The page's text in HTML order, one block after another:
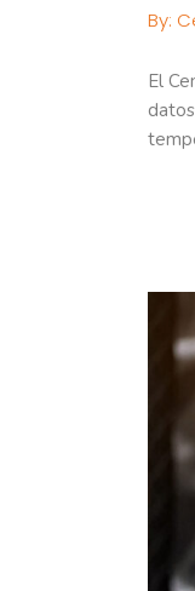
By:
El